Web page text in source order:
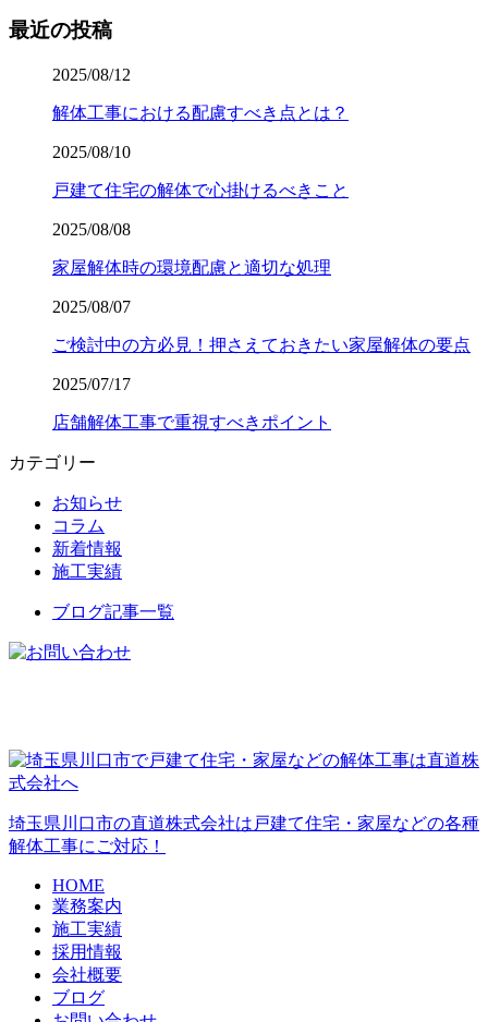
最近の投稿
2025/08/12
解体工事における配慮すべき点とは？
2025/08/10
戸建て住宅の解体で心掛けるべきこと
2025/08/08
家屋解体時の環境配慮と適切な処理
2025/08/07
ご検討中の方必見！押さえておきたい家屋解体の要点
2025/07/17
店舗解体工事で重視すべきポイント
カテゴリー
お知らせ
コラム
新着情報
施工実績
ブログ記事一覧
埼玉県川口市の直道株式会社は戸建て住宅・家屋などの各種
解体工事にご対応！
HOME
業務案内
施工実績
採用情報
会社概要
ブログ